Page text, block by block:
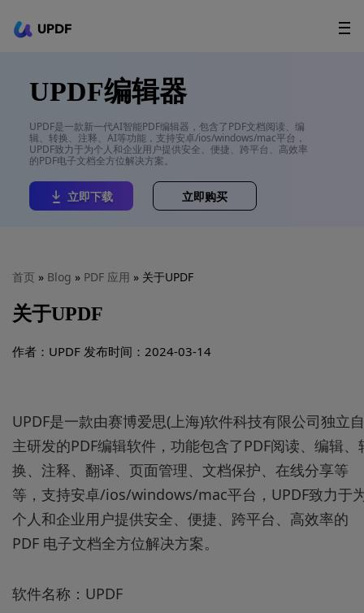
UPDF
AI Agents
用户指南
升级会员
UPDF编辑器
UPDF是一款新一代AI智能PDF编辑器，包含了PDF文档阅读、编
辑、转换、注释、AI等功能，支持安卓/ios/windows/mac平台，
UPDF致力于为个人和企业用户提供安全、便捷、跨平台、高效率
的PDF电子文档全方位解决方案。
立即下载 立即购买
首页 » Blog » PDF 应用 » 关于UPDF
关于UPDF
作者：UPDF 发布时间：2024-03-14
UPDF是一款由赛博爱思(上海)软件科技有限公司独立自
主研发的PDF编辑软件，功能包含了PDF阅读、编辑、
换、注释、翻译、页面管理、文档保护、在线分享等
等，支持安卓/ios/windows/mac平台，UPDF致力于
个人和企业用户提供安全、便捷、跨平台、高效率的
PDF 电子文档全方位解决方案。
软件名称：UPDF